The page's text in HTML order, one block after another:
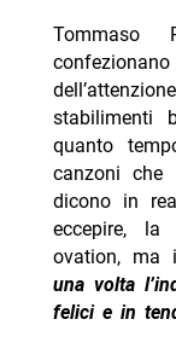
Tommaso
stabilimenti
quanto
canzoni che
dicono in
eccepire, la
ovation, ma
una volta
felici e in